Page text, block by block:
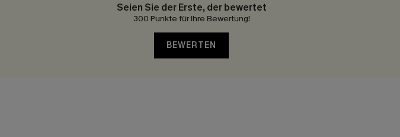
Seien Sie der Erste, der bewertet
300 Punkte für Ihre Bewertung!
BEWERTEN